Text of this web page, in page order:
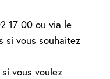
17 00 ou via le
si vous souhaitez
vous voulez